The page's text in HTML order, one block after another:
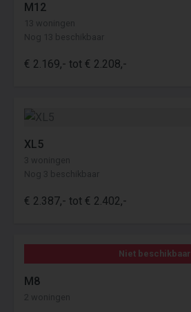
M12
13 woningen
Nog 13 beschikbaar
€ 2.169,- tot € 2.208,-
XL5
3 woningen
Nog 3 beschikbaar
€ 2.387,- tot € 2.402,-
Niet beschikbaar
M8
2 woningen